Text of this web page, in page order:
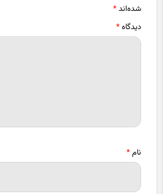
شده‌اند*
دیدگاه*
نام*